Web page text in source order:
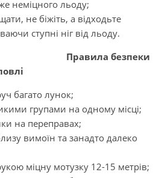
неміцного льоду;
не біжіть, а відходьте
ступні ніг від льоду.
безпеки
багато лунок;
групами на одному місці;
на переправах;
вимоїн та занадто далеко
міцну мотузку 12-15 метрів;